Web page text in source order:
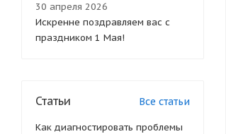
30 апреля 2026
Искренне поздравляем вас с
праздником 1 Мая!
Статьи Все статьи
Как диагностировать проблемы